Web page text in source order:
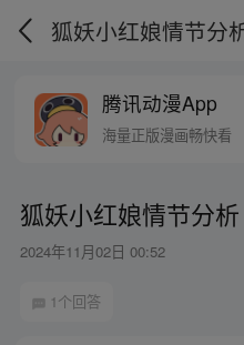
狐妖小红娘情节分
腾讯动漫App
海量正版漫画畅快看
狐妖小红娘情节分析
2024年11月02日 00:52
1个回答